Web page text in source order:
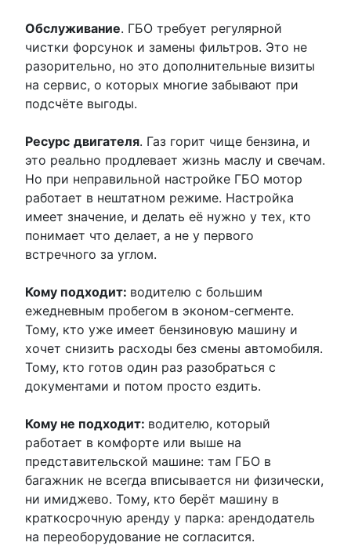
Обслуживание. ГБО требует регулярной
чистки форсунок и замены фильтров. Это не
разорительно, но это дополнительные визиты
на сервис, о которых многие забывают при
подсчёте выгоды.
Ресурс двигателя. Газ горит чище бензина, и
это реально продлевает жизнь маслу и свечам.
Но при неправильной настройке ГБО мотор
работает в нештатном режиме. Настройка
имеет значение, и делать её нужно у тех, кто
понимает что делает, а не у первого
встречного за углом.
Кому подходит: водителю с большим
ежедневным пробегом в эконом-сегменте.
Тому, кто уже имеет бензиновую машину и
хочет снизить расходы без смены автомобиля.
Тому, кто готов один раз разобраться с
документами и потом просто ездить.
Кому не подходит: водителю, который
работает в комфорте или выше на
представительской машине: там ГБО в
багажник не всегда вписывается ни физически,
ни имиджево. Тому, кто берёт машину в
краткосрочную аренду у парка: арендодатель
на переоборудование не согласится.